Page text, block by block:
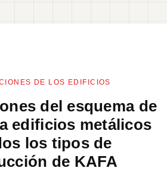
DE LOS EDIFICIOS
del esquema de
edificios metálicos
los tipos de
de KAFA